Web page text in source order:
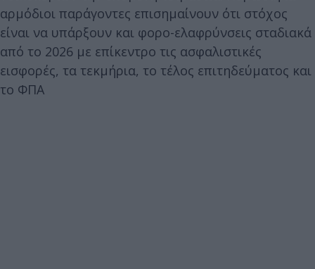
αρμόδιοι παράγοντες επισημαίνουν ότι στόχος
είναι να υπάρξουν και φορο-ελαφρύνσεις σταδιακά
από το 2026 με επίκεντρο τις ασφαλιστικές
εισφορές, τα τεκμήρια, το τέλος επιτηδεύματος και
το ΦΠΑ